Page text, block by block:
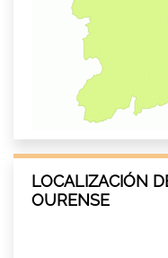
LOCALIZACIÓN
OURENSE